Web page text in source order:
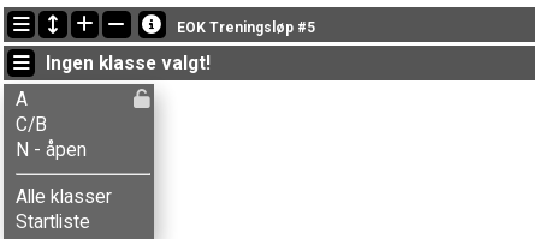
Siste oppdateringer
19:18:01: Emilie H. Samuelsen (A) fikk ny status: disket
19:15:41: Eilif A. Kvamme (N - åpen
19:13:41: Ottar Evensen (C/B) fikk ny status: disket
EOK Treningsløp #5
Ingen klasse valgt!
A
C/B
N - åpen
Alle klasser
Startliste